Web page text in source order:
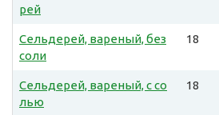
рей
Сельдерей, вареный, без
соли
18
Сельдерей, вареный, с со
лью
18